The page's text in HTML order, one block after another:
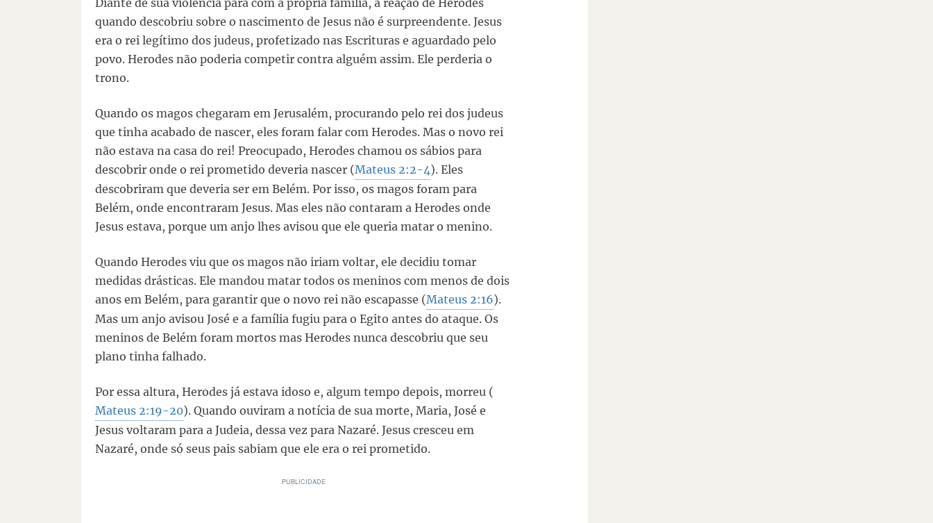
Diante de sua violência para com a própria família, a reação de Herodes
quando descobriu sobre o nascimento de Jesus não é surpreendente. Jesus
era o rei legítimo dos judeus, profetizado nas Escrituras e aguardado pelo
povo. Herodes não poderia competir contra alguém assim. Ele perderia o
trono.
Quando os magos chegaram em Jerusalém, procurando pelo rei dos judeus
que tinha acabado de nascer, eles foram falar com Herodes. Mas o novo rei
não estava na casa do rei! Preocupado, Herodes chamou os sábios para
descobrir onde o rei prometido deveria nascer (Mateus 2:2-4). Eles
descobriram que deveria ser em Belém. Por isso, os magos foram para
Belém, onde encontraram Jesus. Mas eles não contaram a Herodes onde
Jesus estava, porque um anjo lhes avisou que ele queria matar o menino.
Quando Herodes viu que os magos não iriam voltar, ele decidiu tomar
medidas drásticas. Ele mandou matar todos os meninos com menos de dois
anos em Belém, para garantir que o novo rei não escapasse (Mateus 2:16).
Mas um anjo avisou José e a família fugiu para o Egito antes do ataque. Os
meninos de Belém foram mortos mas Herodes nunca descobriu que seu
plano tinha falhado.
Por essa altura, Herodes já estava idoso e, algum tempo depois, morreu (
Mateus 2:19-20). Quando ouviram a notícia de sua morte, Maria, José e
Jesus voltaram para a Judeia, dessa vez para Nazaré. Jesus cresceu em
Nazaré, onde só seus pais sabiam que ele era o rei prometido.